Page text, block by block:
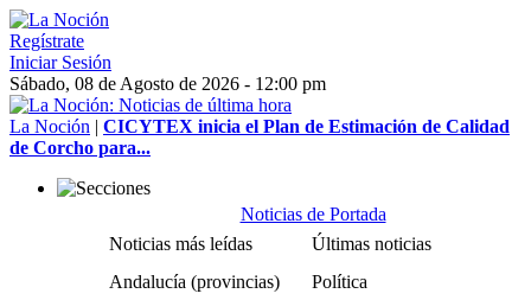
Regístrate
Iniciar Sesión
Sábado, 08 de Agosto de 2026 - 12:00 pm
La Noción | CICYTEX inicia el Plan de Estimación de Calidad
de Corcho para...
Noticias de Portada
Noticias más leídas
Últimas noticias
Andalucía (provincias)
Política